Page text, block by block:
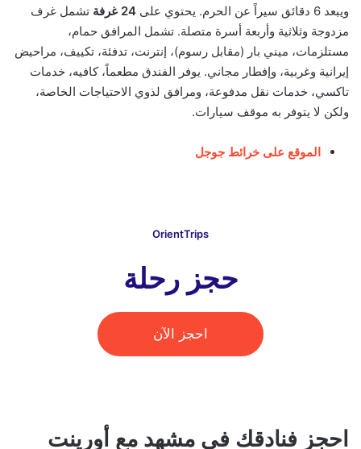
ويبعد 6 دقائق سيراً عن الحرم. يحتوي على
24 غرفة
تشمل غرف
مزدوجة وثلاثية وأربعة أسرة متصلة. تشمل المرافق حمام،
مستلزمات، ميني بار (مقابل رسوم)، إنترنت، تدفئة، تكييف، مراحيض
إيرانية وغربية، وإفطار مجاني. يوفر الفندق مطعماً، كافيه، خدمات
تاكسي، خدمات نقل مدفوعة، ومرافق لذوي الاحتياجات الخاصة،
ولكن لا يتوفر به موقف سيارات.
الموقع على خرائط جوجل
OrientTrips
حجز رحلة
احجز الآن
احجز فنادقك في مشهد مع أورينت